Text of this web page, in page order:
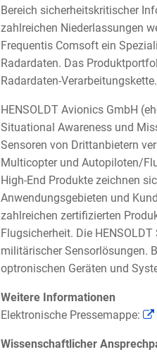
Bereich sicherheitskritischer
zahlreichen Niederlassungen
Frequentis Comsoft ein
Radardaten. Das
Radardaten-
HENSOLDT Avionics GmbH
Situational Awareness und
Sensoren von Drittanbietern
Multicopter und Autopiloten/
High-End Produkte zeichnen
Anwendungsgebieten und
zahlreichen zertifizierten
Flugsicherheit. Die
militärischer Sensorlösungen.
optronischen Geräten und
Weitere Informationen
Elektronische Pressemappe:
Wissenschaftlicher